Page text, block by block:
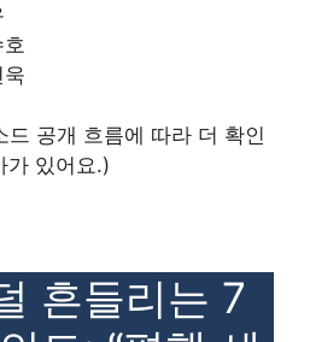
드 공개 흐름에 따라 더 확인
가 있어요.)
흔들리는 7